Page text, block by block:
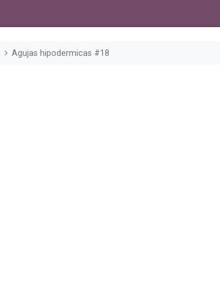
Agujas hipodermicas #18